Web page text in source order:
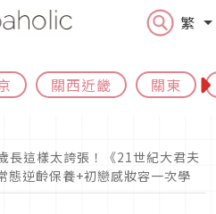
繁
關西近畿 關東
長這樣太誇張！《21世紀大君夫
態逆齡保養+初戀感妝容一次學